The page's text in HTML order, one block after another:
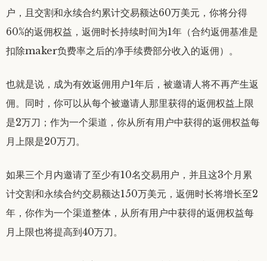
户，且交割和永续合约累计交易额达60万美元，你将分得
60%的返佣权益，返佣时长持续时间为1年（合约返佣基准是
扣除maker负费率之后的净手续费部分收入的返佣）。
也就是说，成为有效返佣用户1年后，被邀请人将不再产生返
佣。同时，你可以从每个被邀请人那里获得的返佣权益上限
是2万刀；作为一个渠道，你从所有用户中获得的返佣权益每
月上限是20万刀。
如果三个月内邀请了至少有10名交易用户，并且这3个月累
计交割和永续合约交易额达150万美元，返佣时长将增长至2
年，你作为一个渠道整体，从所有用户中获得的返佣权益每
月上限也将提高到40万刀。